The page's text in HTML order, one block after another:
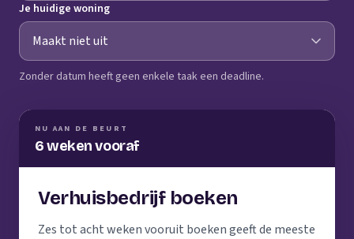
Je huidige woning
Zonder datum heeft geen enkele taak een deadline.
NU AAN DE BEURT
6 weken vooraf
Verhuisbedrijf boeken
Zes tot acht weken vooruit boeken geeft de meeste